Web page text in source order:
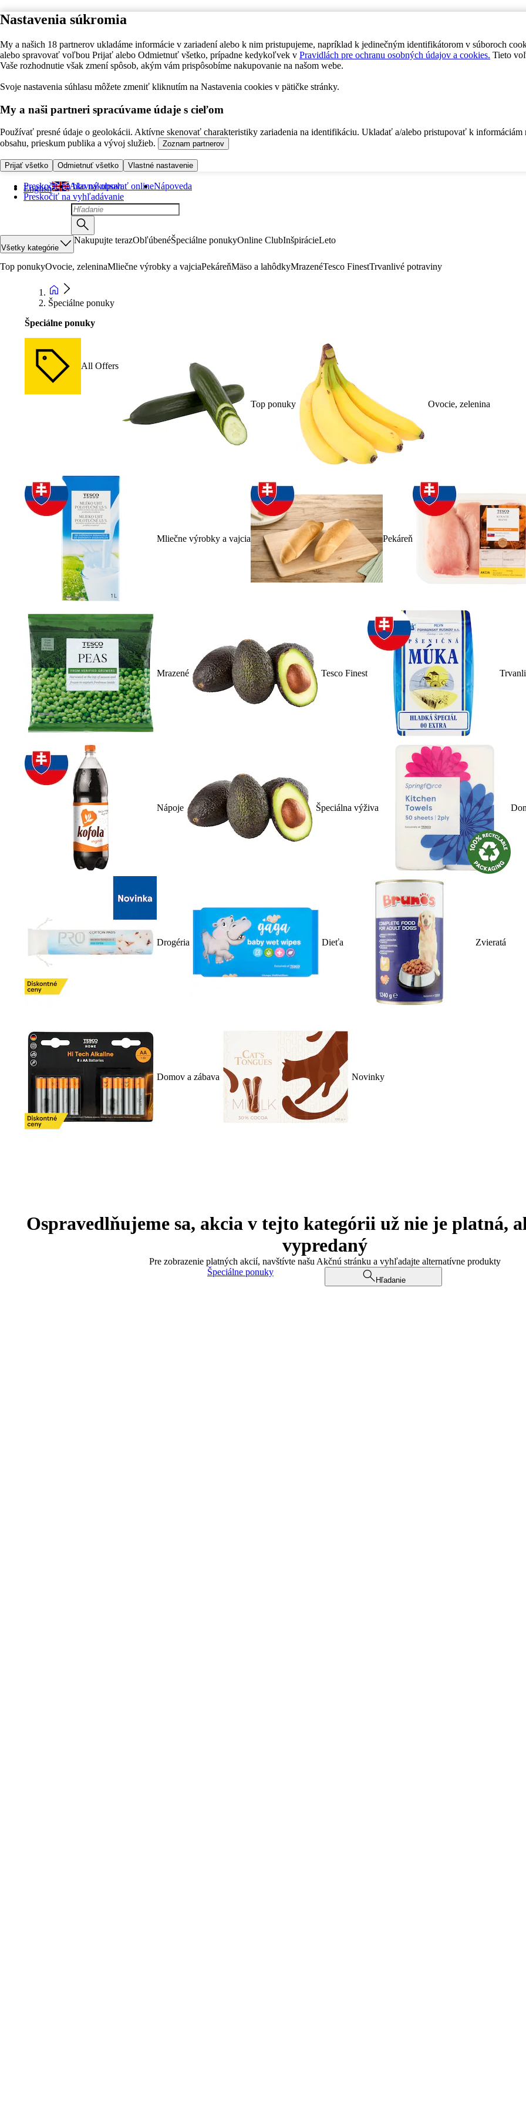
Nastavenia súkromia
My a našich 18 partnerov ukladáme informácie v zariadení alebo k nim pristupujeme, napríklad k jedinečným identifikátorom v súboroch
alebo spravovať voľbou Prijať alebo Odmietnuť všetko, prípadne kedykoľvek v Pravidlách pre ochranu osobných údajov a cookies. Tieto
Vaše rozhodnutie však zmení spôsob, akým vám prispôsobíme nakupovanie na našom webe.
Svoje nastavenia súhlasu môžete zmeniť kliknutím na Nastavenia cookies v pätičke stránky.
My a naši partneri spracúvame údaje s cieľom
Používať presné údaje o geolokácii. Aktívne skenovať charakteristiky zariadenia na identifikáciu. Ukladať a/alebo pristupovať k informáciám
obsahu, prieskum publika a vývoj služieb.
Zoznam partnerov
Prijať všetko Odmietnuť všetko Vlastné nastavenie
Preskočiť na hlavný obsah
Preskočiť na vyhľadávanie
English Ako nakupovať onlineNápoveda
Všetky kategórie
Nakupujte terazObľúbenéŠpeciálne ponukyOnline ClubInšpirácieLeto
Top ponukyOvocie, zeleninaMliečne výrobky a vajciaPekáreňMäso a lahôdkyMrazenéTesco FinestTrvanlivé potraviny
Špeciálne ponuky
Špeciálne ponuky
All Offers
Top ponuky Ovocie, zelenina
Mliečne výrobky a vajcia Pekáreň
Mrazené Tesco Finest
Nápoje Špeciálna výživa
Drogéria Dieťa Zvieratá
Domov a zábava Novinky
Ospravedlňujeme sa, akcia v tejto kategórii už nie je platná,
vypredaný
Pre zobrazenie platných akcií, navštívte našu Akčnú stránku a vyhľadajte alternatívne produkty
Špeciálne ponuky
Hľadanie